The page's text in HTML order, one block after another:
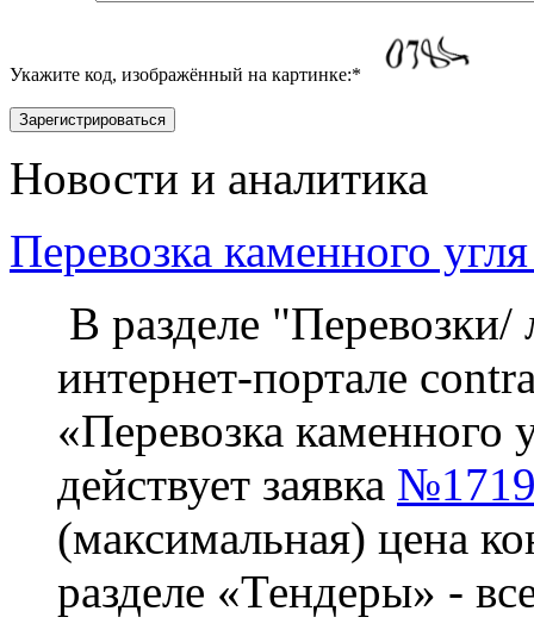
Укажите код, изображённый на картинке:*
Новости и аналитика
Перевозка каменного
В разделе
интернет-портале
«Перевозка каменного
действует заявка
(максимальная) цена
разделе «Тендеры» -